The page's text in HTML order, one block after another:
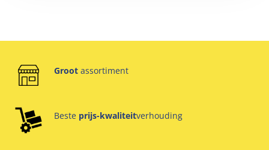
Groot assortiment
Beste prijs-kwaliteitverhouding